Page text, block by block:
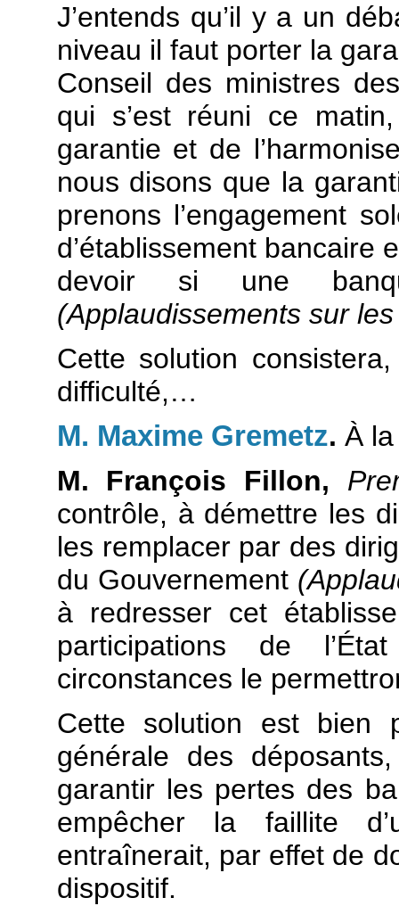
J’entends qu’il y a un
niveau il faut porter la
Conseil des ministres
qui s’est réuni ce
garantie et de
nous disons que la
prenons l’engagement
d’établissement bancaire
devoir si une
(Applaudissements sur
Cette solution
difficulté,…
M. Maxime Gremetz. À
M. François Fillon,
contrôle, à démettre les
les remplacer par des
du Gouvernement
à redresser cet
participations de
circonstances le
Cette solution est bien
générale des
garantir les pertes des
empêcher la faillite
entraînerait, par effet de
dispositif.